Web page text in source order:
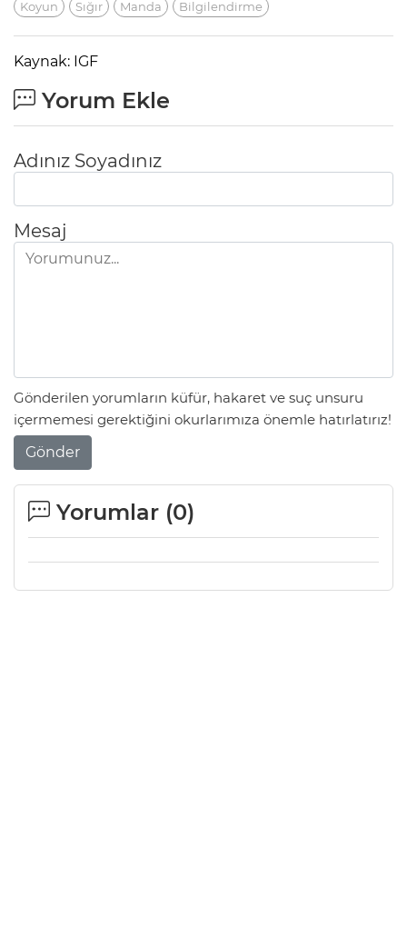
Koyun Sığır Manda Bilgilendirme
Kaynak: IGF
Yorum Ekle
Adınız Soyadınız
Mesaj
Gönderilen yorumların küfür, hakaret ve suç unsuru
içermemesi gerektiğini okurlarımıza önemle hatırlatırız!
Gönder
Yorumlar (0)